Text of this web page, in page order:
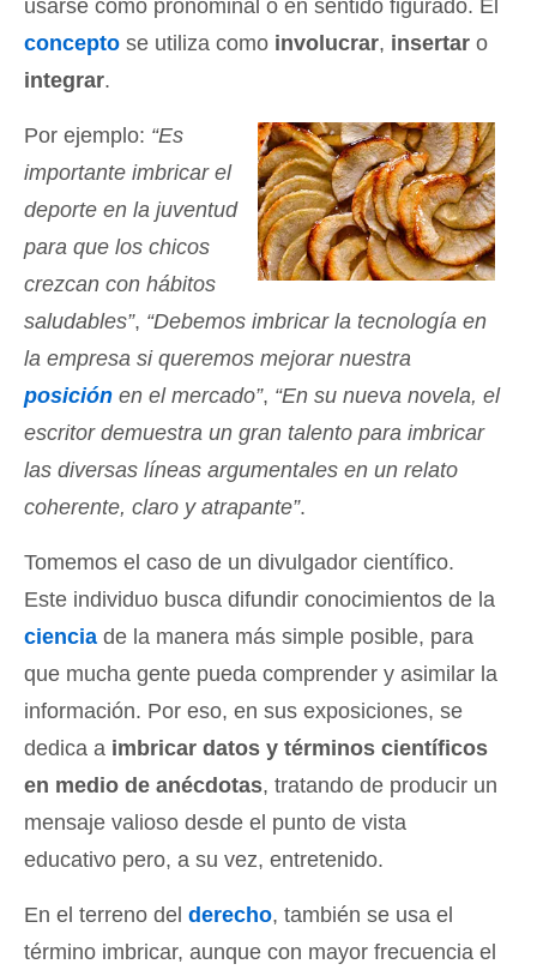
usarse como pronominal o en sentido figurado. El
concepto se utiliza como involucrar, insertar o
integrar.
Por ejemplo: “Es
importante imbricar el
deporte en la juventud
para que los chicos
crezcan con hábitos
saludables”, “Debemos imbricar la tecnología en
la empresa si queremos mejorar nuestra
posición en el mercado”, “En su nueva novela, el
escritor demuestra un gran talento para imbricar
las diversas líneas argumentales en un relato
coherente, claro y atrapante”.
Tomemos el caso de un divulgador científico.
Este individuo busca difundir conocimientos de la
ciencia de la manera más simple posible, para
que mucha gente pueda comprender y asimilar la
información. Por eso, en sus exposiciones, se
dedica a imbricar datos y términos científicos
en medio de anécdotas, tratando de producir un
mensaje valioso desde el punto de vista
educativo pero, a su vez, entretenido.
En el terreno del derecho, también se usa el
término imbricar, aunque con mayor frecuencia el